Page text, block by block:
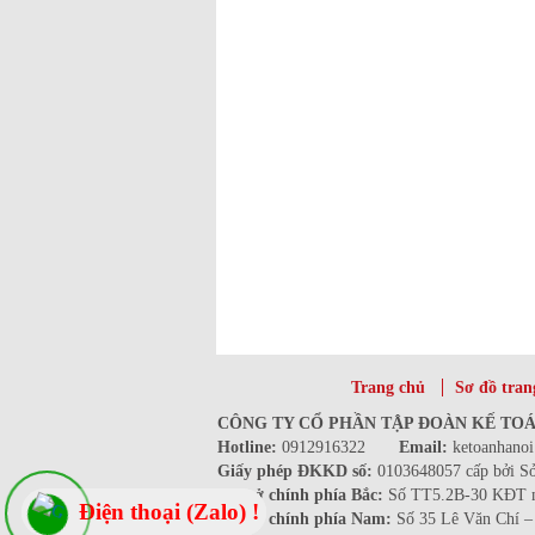
Bấm để gọi ngay !
Trang chủ
Sơ đồ
CÔNG TY CỔ PHẦN TẬP ĐOÀN KẾ
Hotline: 0912916322 Email:
Giấy phép ĐKKD số: 0103648057 cấp bởi
Trụ sở chính phía Bắc: Số TT5.2B-30 KĐT
Trụ sở chính phía Nam: Số 35 Lê Văn Chí
Điện thoại (Zalo) !